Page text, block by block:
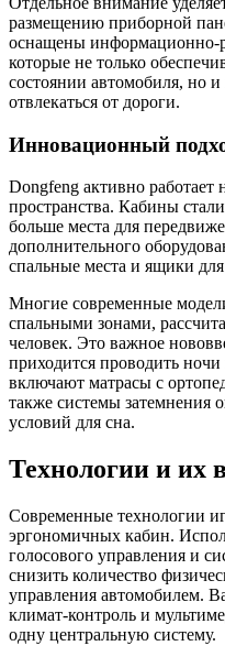
размещению приборной
оснащены информационно-
которые не только
состоянии автомобиля, но
отвлекаться от дороги.
Инновационный
Dongfeng активно работает
пространства. Кабины
больше места для
дополнительного
спальные места и ящики
Многие современные
спальными зонами,
человек. Это важное
приходится проводить
включают матрасы с
также системы затемнения
условий для сна.
Технологии и их
Современные технологии
эргономичных кабин.
голосового управления и
снизить количество
управления автомобилем.
климат-контроль и
одну центральную систему.